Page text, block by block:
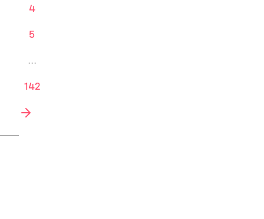
4
5
...
142
nächste